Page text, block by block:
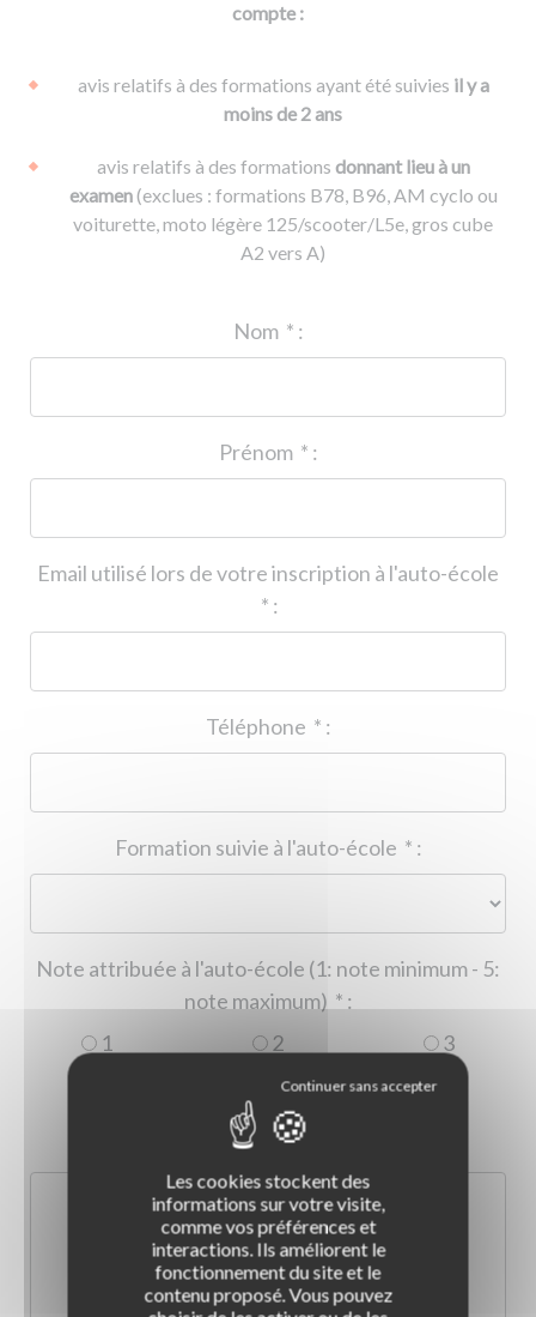
compte :
avis relatifs à des formations ayant été suivies il y a
moins de 2 ans
avis relatifs à des formations donnant lieu à un
examen(exclues : formations B78, B96, AM cyclo ou
voiturette, moto légère 125/scooter/L5e, gros cube
A2 vers A)
* :
* :
Email utilisé lors de votre inscription à l'auto-école
* :
* :
* :
Note attribuée à l'auto-école (1: note minimum - 5:
* :
1
2
3
5
Les cookies stockent des
informations sur votre visite,
comme vos préférences et
interactions. Ils améliorent le
fonctionnement du site et le
contenu proposé. Vous pouvez